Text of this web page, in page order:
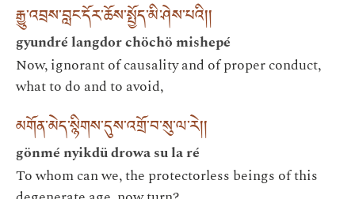
རྒྱུ་འབྲས་བླང་དོར་ཆོས་སྤྱོད་མི་ཤེས་པའི།།
gyundré langdor chöchö mishepé
Now, ignorant of causality and of proper conduct,
what to do and to avoid,
མགོན་མེད་སྙིགས་དུས་འགྲོ་བ་སུ་ལ་རེ།།
gönmé nyikdü drowa su la ré
To whom can we, the protectorless beings of this